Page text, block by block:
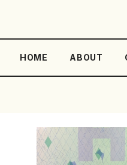
HOME ABOUT